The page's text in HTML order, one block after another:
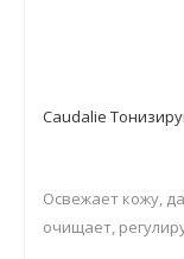
Caudalie
Освежает кожу,
очищает,